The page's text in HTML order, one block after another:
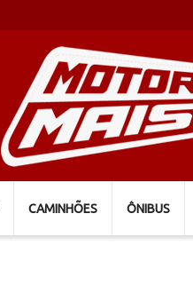
CAMINHÕES ÔNIBUS